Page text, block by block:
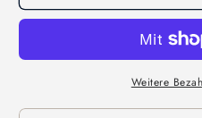
Weitere